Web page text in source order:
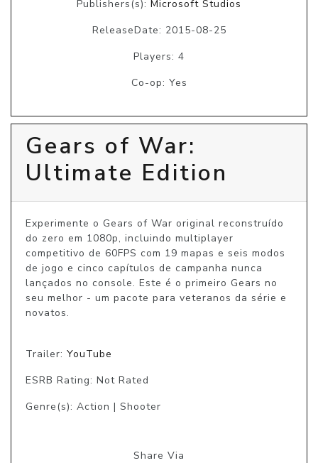
Publishers(s): Microsoft Studios
ReleaseDate: 2015-08-25
Players: 4
Co-op: Yes
Gears of War:
Ultimate Edition
Experimente o Gears of War original reconstruído
do zero em 1080p, incluindo multiplayer
competitivo de 60FPS com 19 mapas e seis modos
de jogo e cinco capítulos de campanha nunca
lançados no console. Este é o primeiro Gears no
seu melhor - um pacote para veteranos da série e
novatos.
Trailer: YouTube
ESRB Rating: Not Rated
Genre(s): Action | Shooter
Share Via